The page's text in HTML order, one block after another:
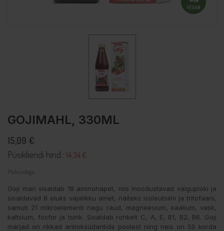
GOJIMAHL, 330ML
15,09 €
Püsikliendi hind : 14.34 €
Maksudega
Goji mari sisaldab 18 aminohapet, mis moodustavad valguploki ja
sisaldavad 8 eluks vajalikku ainet, näiteks isoleutsiini ja tritofaani,
samuti 21 mikroelementi nagu raud, magneesium, kaalium, vask,
kaltsium, fosfor ja tsink. Sisaldab rohkelt C, A, E, B1, B2, B6. Goji
marjad on rikkad antioksüdantide poolest ning neis on 50 korda